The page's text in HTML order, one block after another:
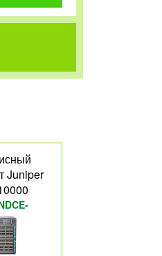
Juniper